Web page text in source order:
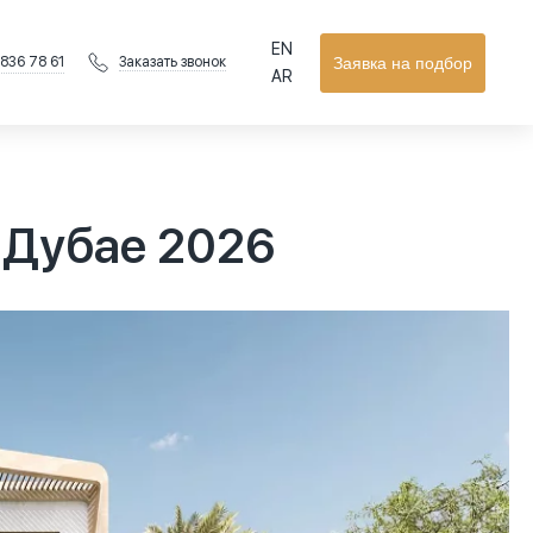
78 61 Заказать звонок Заявка на подбор
EN
AR
2026